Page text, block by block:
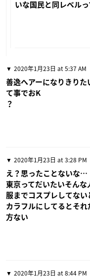
いな国民と同レベル
2020年1月23日 at 5:37 AM
善逸ヘアーになりきりた
て事でおK
？
2020年1月23日 at 3:28 PM
え？思ったことないな…
東京ってだいたいそん
服までコスプレしてない
カラフルにしてるとそ
方ない
2020年1月23日 at 8:44 PM